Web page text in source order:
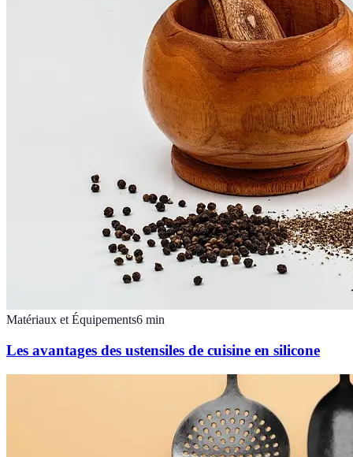
Matériaux et Équipements6 min
Les avantages des ustensiles de cuisine en silicone